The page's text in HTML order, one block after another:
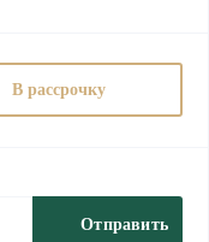
В рассрочку
Отправить